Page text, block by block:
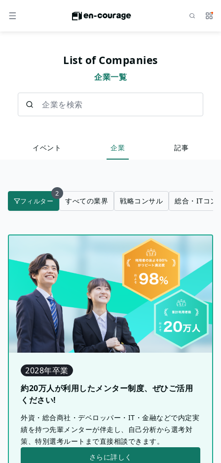
メニュー サ
List of Companies
企業一覧
イベント 企業 記事
フィルター
2
すべての業界 戦略コンサル 総合・ITコン
2028年卒業
約20万人が利用したメンター制度、ぜひご活用
ください!
外資・総合商社・デベロッパー・IT・金融などで内定実
績を持つ先輩メンターが伴走し、自己分析から選考対
策、特別選考ルートまで直接相談できます。
さらに詳しく